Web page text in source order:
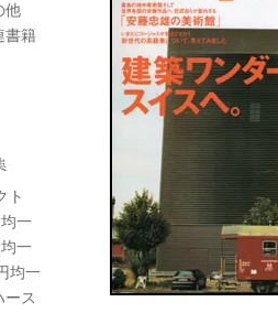
他
書籍
ト
一
一
均一
ース